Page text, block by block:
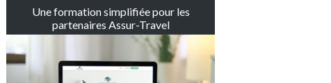
Une formation simplifiée pour les
partenaires Assur-Travel